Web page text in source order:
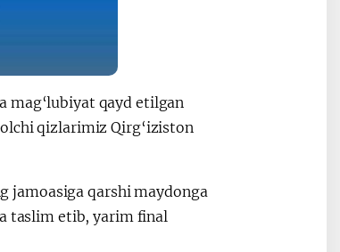
mag‘lubiyat qayd etilgan
qizlarimiz Qirg‘iziston
jamoasiga qarshi maydonga
taslim etib, yarim final